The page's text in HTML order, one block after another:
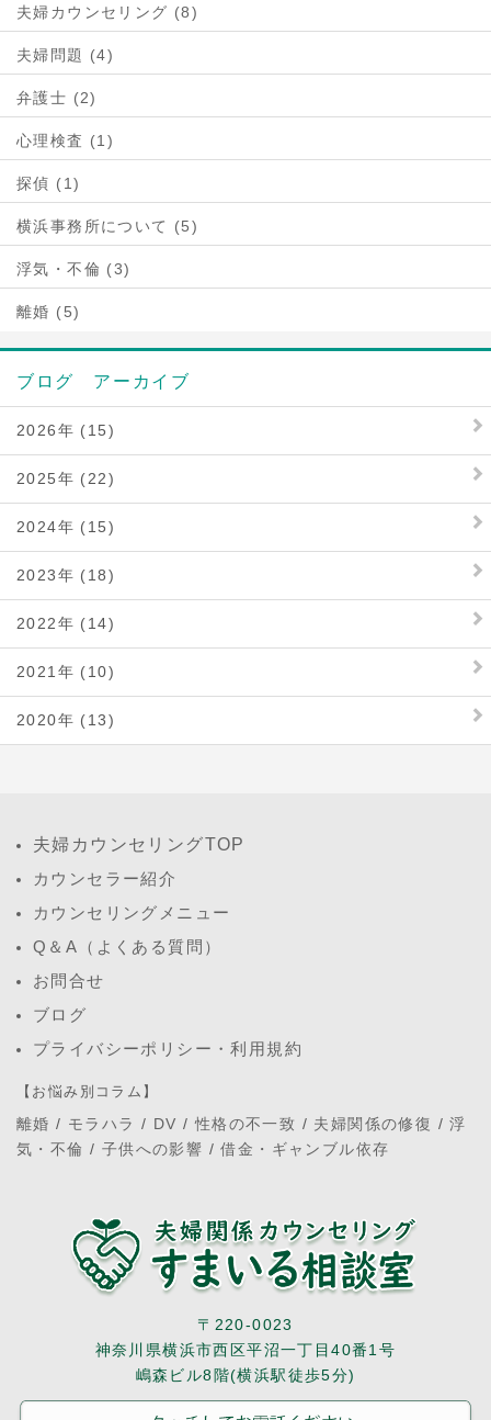
夫婦カウンセリング (8)
夫婦問題 (4)
弁護士 (2)
心理検査 (1)
探偵 (1)
横浜事務所について (5)
浮気・不倫 (3)
離婚 (5)
ブログ アーカイブ
2026年 (15)
2025年 (22)
2024年 (15)
2023年 (18)
2022年 (14)
2021年 (10)
2020年 (13)
夫婦カウンセリングTOP
カウンセラー紹介
カウンセリングメニュー
Q＆A（よくある質問）
お問合せ
ブログ
プライバシーポリシー・利用規約
【お悩み別コラム】
離婚 / モラハラ / DV/性格の不一致 / 夫婦関係の修復 /浮
気・不倫 / 子供への影響 /借金・ギャンブル依存
〒220-0023
神奈川県横浜市西区平沼一丁目40番1号
嶋森ビル8階(横浜駅徒歩5分)